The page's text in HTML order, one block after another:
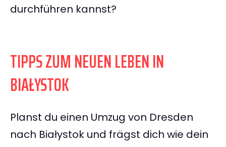
durchführen kannst?
TIPPS ZUM NEUEN LEBEN IN
BIAŁYSTOK
Planst du einen Umzug von Dresden
nach Białystok und frägst dich wie dein